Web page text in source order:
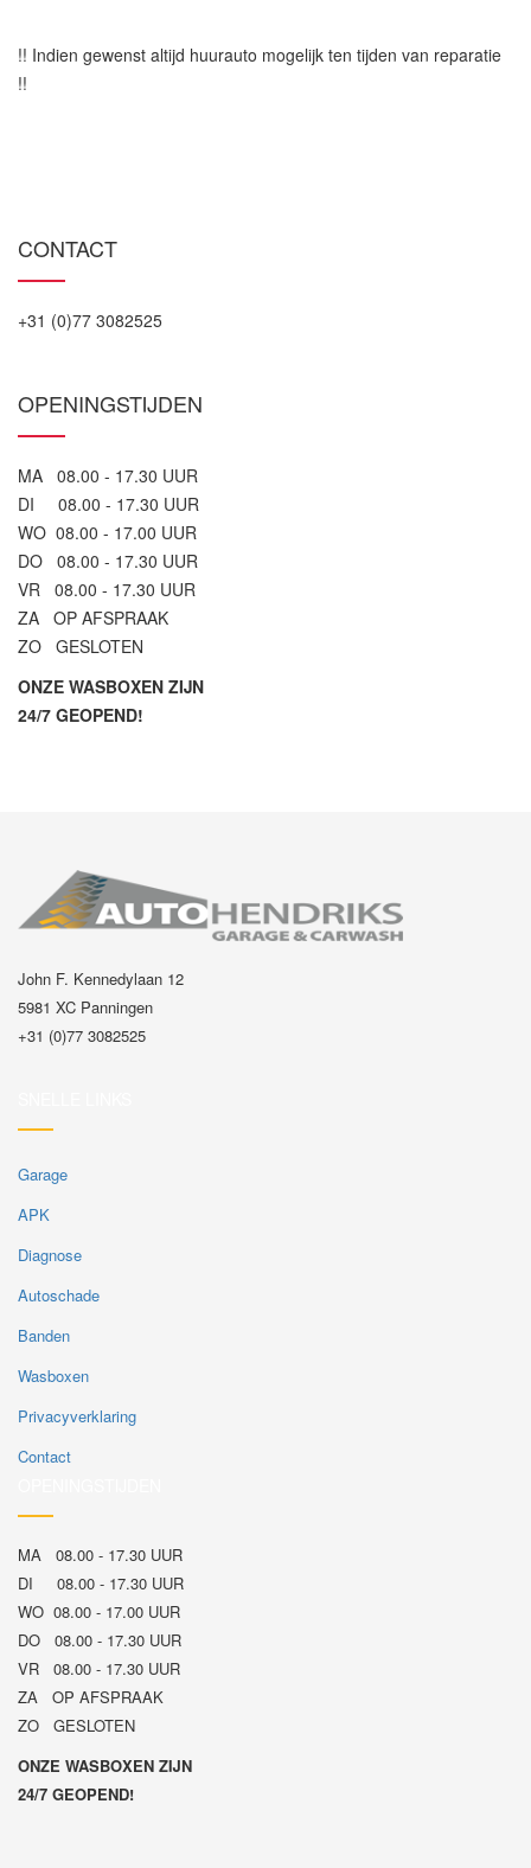
!! Indien gewenst altijd huurauto mogelijk ten tijden van reparatie
!!
CONTACT
+31 (0)77 3082525
OPENINGSTIJDEN
MA 08.00 - 17.30 UUR
DI 08.00 - 17.30 UUR
WO 08.00 - 17.00 UUR
DO 08.00 - 17.30 UUR
VR 08.00 - 17.30 UUR
ZA OP AFSPRAAK
ZO GESLOTEN
ONZE WASBOXEN ZIJN
24/7 GEOPEND!
John F. Kennedylaan 12
5981 XC Panningen
+31 (0)77 3082525
Garage
APK
Diagnose
Autoschade
Banden
Wasboxen
Privacyverklaring
Contact
MA 08.00 - 17.30 UUR
DI 08.00 - 17.30 UUR
WO 08.00 - 17.00 UUR
DO 08.00 - 17.30 UUR
VR 08.00 - 17.30 UUR
ZA OP AFSPRAAK
ZO GESLOTEN
ONZE WASBOXEN ZIJN
24/7 GEOPEND!